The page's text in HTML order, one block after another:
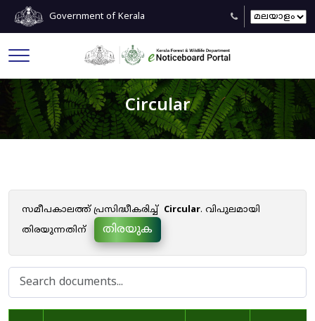
Government of Kerala
Circular
സമീപകാലത്ത് പ്രസിദ്ധീകരിച്ച് Circular. വിപുലമായി
തിരയുന്നതിന്
തിരയുക